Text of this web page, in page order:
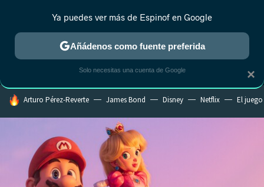
MENÚ NUEVO
ESTRENOS REALITY ANIME RANKINGS CINE
HOY SE HABLA DE
Arturo Pérez-Reverte James Bond Disney Netflix El
×
Ya puedes ver más de Espinof en Google
Añádenos como fuente preferida
Solo necesitas una cuenta de Google